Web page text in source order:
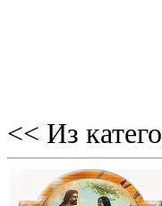
<< Из